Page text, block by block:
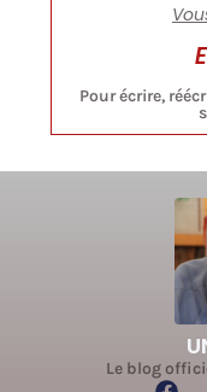
Pour écrire,
Le blog